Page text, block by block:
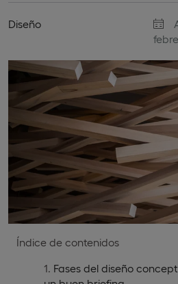
Diseño
Índice de contenidos
Fases del diseño